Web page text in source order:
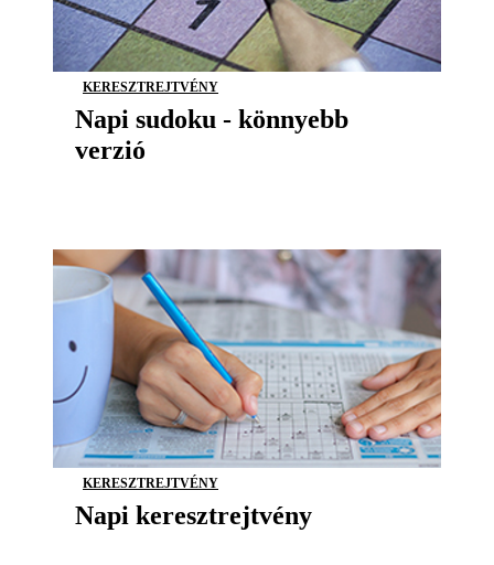
KERESZTREJTVÉNY
Napi sudoku - könnyebb
verzió
KERESZTREJTVÉNY
Napi keresztrejtvény